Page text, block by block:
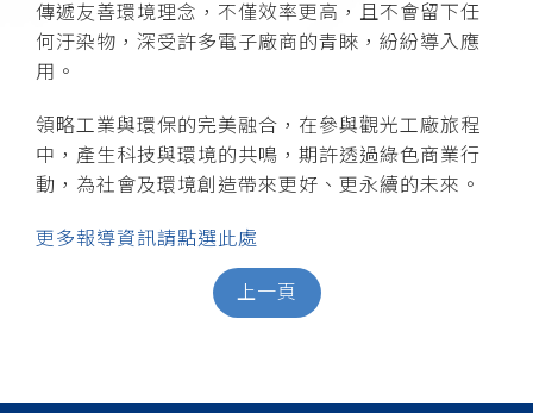
傳遞友善環境理念，不僅效率更高，且不會留下任
何汙染物，深受許多電子廠商的青睞，紛紛導入應
用。
領略工業與環保的完美融合，在參與觀光工廠旅程
中，產生科技與環境的共鳴，期許透過綠色商業行
動，為社會及環境創造帶來更好、更永續的未來。
更多報導資訊請點選此處
上一頁